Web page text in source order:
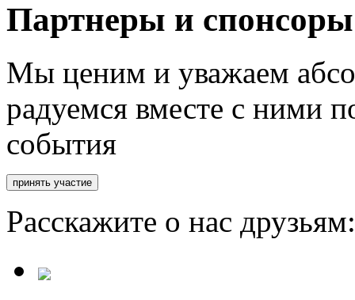
Партнеры и спонсоры
Мы ценим и уважаем
радуемся вместе с ними
события
Расскажите о нас